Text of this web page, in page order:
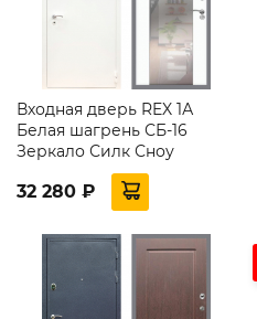
Входная дверь REX 1А
Белая шагрень СБ-16
Зеркало Силк Сноу
32 280 ₽